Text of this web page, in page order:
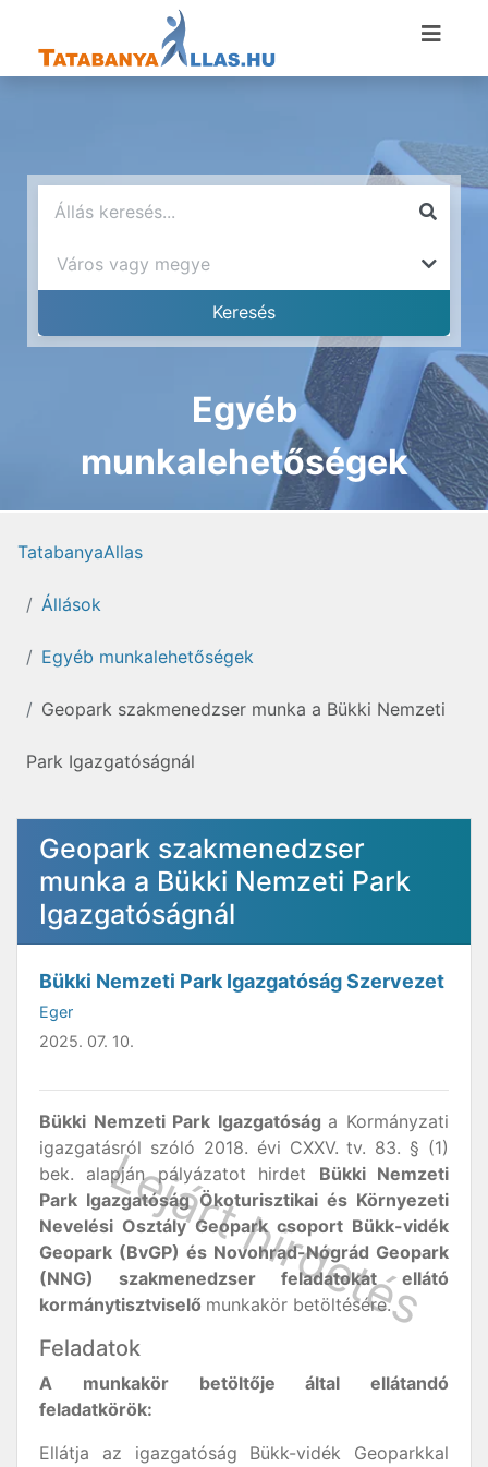
Egyéb
munkalehetőségek
TatabanyaAllas
Állások
Egyéb munkalehetőségek
Geopark szakmenedzser munka a Bükki Nemzeti
Park Igazgatóságnál
Geopark szakmenedzser
munka a Bükki Nemzeti Park
Igazgatóságnál
Bükki Nemzeti Park Igazgatóság Szervezet
Eger
2025. 07. 10.
Bükki Nemzeti Park Igazgatóság a Kormányzati
igazgatásról szóló 2018. évi CXXV. tv. 83. § (1)
bek. alapján pályázatot hirdet Bükki Nemzeti
Park Igazgatóság Ökoturisztikai és Környezeti
Nevelési Osztály Geopark csoport Bükk-vidék
Geopark (BvGP) és Novohrad-Nógrád Geopark
(NNG) szakmenedzser feladatokat ellátó
kormánytisztviselő munkakör betöltésére.
Feladatok
A munkakör betöltője által ellátandó
feladatkörök:
Ellátja az igazgatóság Bükk-vidék Geoparkkal